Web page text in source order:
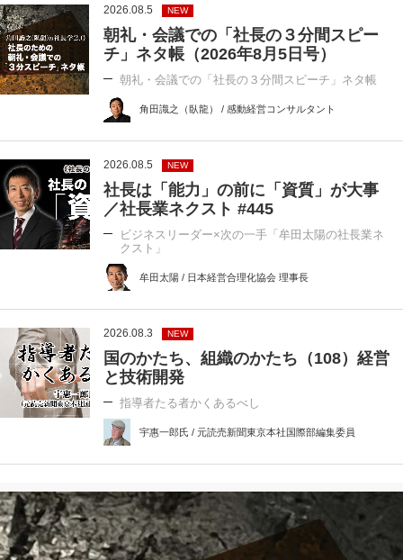
2026.08.5 NEW
朝礼・会議での「社長の３分間スピー
チ」ネタ帳（2026年8月5日号）
朝礼・会議での「社長の３分間スピーチ」ネタ帳
角田識之（臥龍） / 感動経営コンサルタント
2026.08.5 NEW
社長は「能力」の前に「資質」が大事
／社長業ネクスト #445
ビジネスリーダー×次の一手「牟田太陽の社長業ネ
クスト」
牟田太陽 / 日本経営合理化協会 理事長
2026.08.3 NEW
国のかたち、組織のかたち（108）経営
と技術開発
指導者たる者かくあるべし
宇惠一郎氏 / 元読売新聞東京本社国際部編集委員